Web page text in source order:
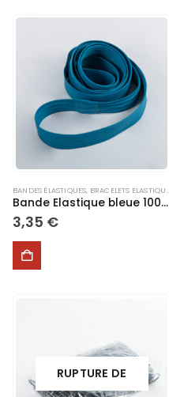
BANDES ÉLASTIQUES, BRACELETS ELASTIQUES
Bande Elastique bleue 100 cm
3,35 €
RUPTURE DE